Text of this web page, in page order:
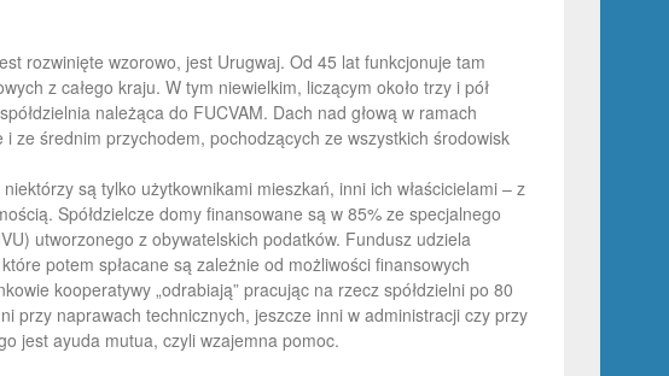
rozwinięte wzorowo, jest Urugwaj. Od 45 lat funkcjonuje tam
z całego kraju. W tym niewielkim, liczącym około trzy i pół
należąca do FUCVAM. Dach nad głową w ramach
ze średnim przychodem, pochodzących ze wszystkich środowisk
są tylko użytkownikami mieszkań, inni ich właścicielami – z
Spółdzielcze domy finansowane są w 85% ze specjalnego
utworzonego z obywatelskich podatków. Fundusz udziela
potem spłacane są zależnie od możliwości finansowych
kooperatywy „odrabiają” pracując na rzecz spółdzielni po 80
przy naprawach technicznych, jeszcze inni w administracji czy przy
jest ayuda mutua, czyli wzajemna pomoc.